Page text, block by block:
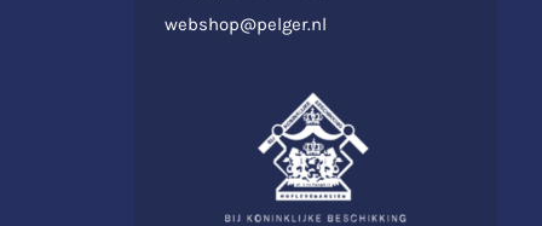
webshop@pelger.nl